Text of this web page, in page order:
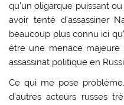
qu’un oligarque puissant
avoir tenté d’assassiner
beaucoup plus connu ici
être une menace
assassinat politique en
Ce qui me pose
d’autres acteurs russes